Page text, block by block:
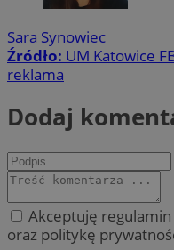
Sara Synowiec
Źródło: UM Katowice
reklama
Dodaj
Akceptuję
oraz politykę